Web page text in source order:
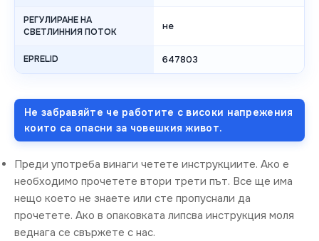
РЕГУЛИРАНЕ НА
СВЕТЛИННИЯ ПОТОК
не
EPRELID 647803
Не забравяйте че работите с високи напрежения
които са опасни за човешкия живот.
Преди употреба винаги четете инструкциите. Ако е
необходимо прочетете втори трети път. Все ще има
нещо което не знаете или сте пропуснали да
прочетете. Ако в опаковката липсва инструкция моля
веднага се свържете с нас.